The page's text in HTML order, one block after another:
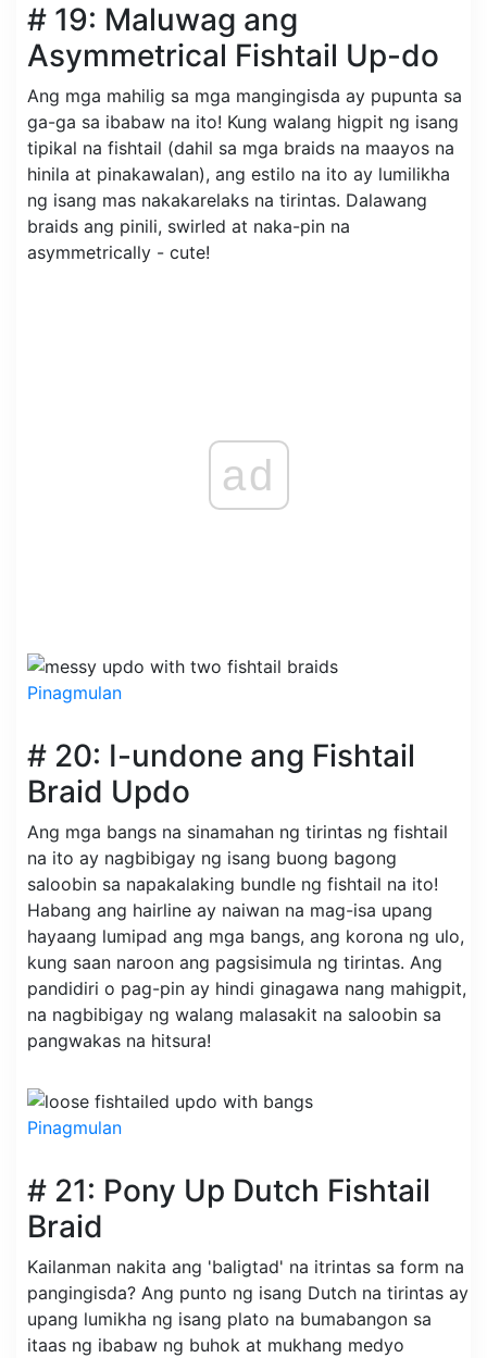
# 19: Maluwag ang
Asymmetrical Fishtail Up-do
Ang mga mahilig sa mga mangingisda ay pupunta sa
ga-ga sa ibabaw na ito! Kung walang higpit ng isang
tipikal na fishtail (dahil sa mga braids na maayos na
hinila at pinakawalan), ang estilo na ito ay lumilikha
ng isang mas nakakarelaks na tirintas. Dalawang
braids ang pinili, swirled at naka-pin na
asymmetrically - cute!
ad
Pinagmulan
# 20: I-undone ang Fishtail
Braid Updo
Ang mga bangs na sinamahan ng tirintas ng fishtail
na ito ay nagbibigay ng isang buong bagong
saloobin sa napakalaking bundle ng fishtail na ito!
Habang ang hairline ay naiwan na mag-isa upang
hayaang lumipad ang mga bangs, ang korona ng ulo,
kung saan naroon ang pagsisimula ng tirintas. Ang
pandidiri o pag-pin ay hindi ginagawa nang mahigpit,
na nagbibigay ng walang malasakit na saloobin sa
pangwakas na hitsura!
Pinagmulan
# 21: Pony Up Dutch Fishtail
Braid
Kailanman nakita ang 'baligtad' na itrintas sa form na
pangingisda? Ang punto ng isang Dutch na tirintas ay
upang lumikha ng isang plato na bumabangon sa
itaas ng ibabaw ng buhok at mukhang medyo